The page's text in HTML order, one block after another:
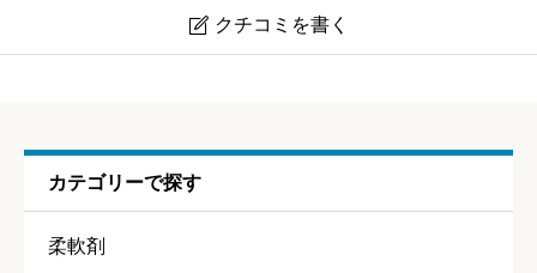
 クチコミを書く
カテゴリーで探す
柔軟剤